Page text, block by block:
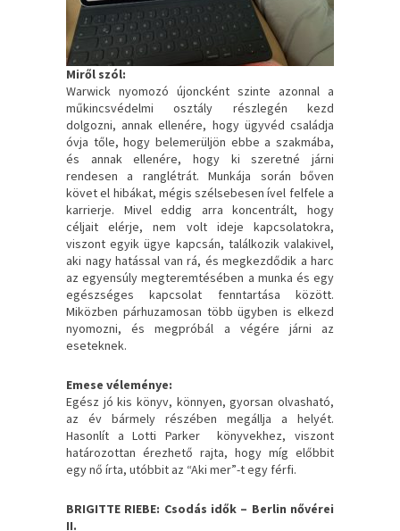
Miről szól:
Warwick nyomozó újoncként szinte azonnal a
műkincsvédelmi osztály részlegén kezd
dolgozni, annak ellenére, hogy ügyvéd családja
óvja tőle, hogy belemerüljön ebbe a szakmába,
és annak ellenére, hogy ki szeretné járni
rendesen a ranglétrát. Munkája során bőven
követ el hibákat, mégis szélsebesen ível felfele a
karrierje. Mivel eddig arra koncentrált, hogy
céljait elérje, nem volt ideje kapcsolatokra,
viszont egyik ügye kapcsán, találkozik valakivel,
aki nagy hatással van rá, és megkezdődik a harc
az egyensúly megteremtésében a munka és egy
egészséges kapcsolat fenntartása között.
Miközben párhuzamosan több ügyben is elkezd
nyomozni, és megpróbál a végére járni az
eseteknek.
Emese véleménye:
Egész jó kis könyv, könnyen, gyorsan olvasható,
az év bármely részében megállja a helyét.
Hasonlít a Lotti Parker könyvekhez, viszont
határozottan érezhető rajta, hogy míg előbbit
egy nő írta, utóbbit az “Aki mer”-t egy férfi.
BRIGITTE RIEBE: Csodás idők – Berlin nővérei
II.